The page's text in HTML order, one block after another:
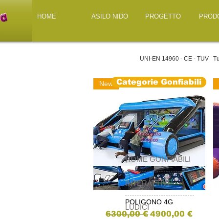
HOME ASILO NIDO PROGETTO
Categorie Gonfiabili
HOME GONFIABILI
INTERATTIVI
LUDICI
UNI-EN 14960 - CE - TUV
Vista rapida
New
POLIGONO 4G
Prezzo regolare
6300,00 € Prezzo scontato
4900,00 €